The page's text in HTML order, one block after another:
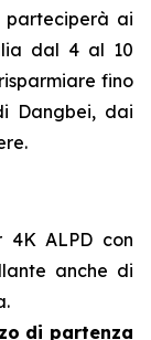
parteciperà ai
dal 4 al 10
fino
Dangbei, dai
4K ALPD con
anche di
di partenza